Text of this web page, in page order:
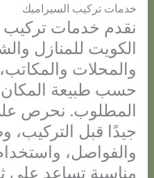
خدمات تركيب السيراميك
نقدم خدمات تركيب
الكويت للمنازل
والمحلات
حسب طبيعة المكان
المطلوب. نحرص
جيدًا قبل
والفواصل،
مناسبة تساعد على